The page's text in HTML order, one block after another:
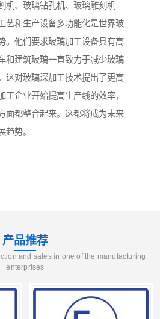
机、玻璃钻孔机、玻璃雕刻机
艺和生产设备多功能化是世界玻
。他们要求玻璃加工设备具有高
和建筑玻璃一直致力于减少玻璃
这对玻璃深加工技术提出了更高
工企业开始提高生产线的效率，
面都整合起来。这都将成为未来
趋势。
产品推荐
and sales in one of the manufacturing
enterprises